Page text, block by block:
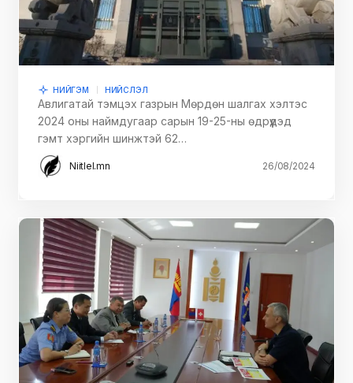
НИЙГЭМ НИЙСЛЭЛ
Авлигатай тэмцэх газрын Мөрдөн шалгах хэлтэс
2024 оны наймдугаар сарын 19-25-ны өдрүүдэд
гэмт хэргийн шинжтэй 62…
Niitlel.mn 26/08/2024